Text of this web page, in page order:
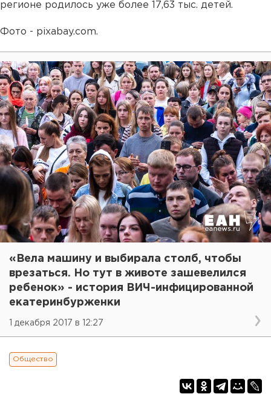
регионе родилось уже более 17,63 тыс. детей.
Фото - pixabay.com.
«Вела машину и выбирала столб, чтобы
врезаться. Но тут в животе зашевелился
ребенок» - история ВИЧ-инфицированной
екатеринбурженки
1 декабря 2017 в 12:27
Общество